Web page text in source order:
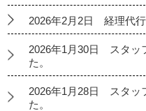
2026年2月2日 経理代行
2026年1月30日 スタッ
た。
2026年1月28日 スタッ
た。